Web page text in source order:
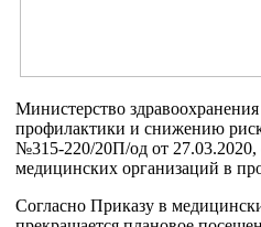
Министерство
профилактики и снижению
№315-220/20П/од от
медицинских организаций в
Согласно Приказу в